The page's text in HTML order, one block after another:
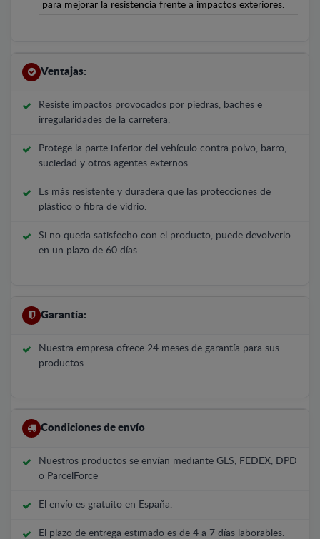
para mejorar la resistencia frente a impactos exteriores.
Ventajas:
Resiste impactos provocados por piedras, baches e
irregularidades de la carretera.
Protege la parte inferior del vehículo contra polvo, barro,
suciedad y otros agentes externos.
Es más resistente y duradera que las protecciones de
plástico o fibra de vidrio.
Si no queda satisfecho con el producto, puede devolverlo
en un plazo de 60 días.
Garantía:
Nuestra empresa ofrece 24 meses de garantía para sus
productos.
Condiciones de envío
Nuestros productos se envían mediante GLS, FEDEX, DPD
o ParcelForce
El envío es gratuito en España.
El plazo de entrega estimado es de 4 a 7 días laborables.